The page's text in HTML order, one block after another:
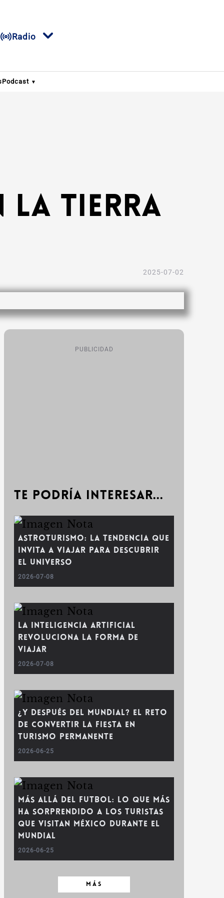
Radio
Podcast
la Tierra
2025-07-02
PUBLICIDAD
Te podría interesar...
Astroturismo: la tendencia que
invita a viajar para descubrir
el universo
2026-07-08
La inteligencia artificial
revoluciona la forma de
viajar
2026-07-08
¿Y después del Mundial? El reto
de convertir la fiesta en
turismo permanente
2026-06-25
Más allá del futbol: lo que más
ha sorprendido a los turistas
que visitan México durante el
Mundial
2026-06-25
MÁS